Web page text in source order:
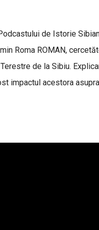
de Istorie
Roma ROMAN,
de la Sibiu.
impactul acestora